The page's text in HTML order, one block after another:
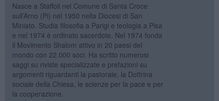
Nasce a Staffoli nel Comune di Santa Croce
sull’Arno (Pi) nel 1950 nella Diocesi di San
Miniato. Studia filosofia a Parigi e teologia a Pisa
e nel 1974 è ordinato sacerdote. Nel 1974 fonda
il Movimento Shalom attivo in 20 paesi del
mondo con 22.000 soci. Ha scritto numerosi
saggi su riviste specializzate e prefazioni su
argomenti riguardanti la pastorale, la Dottrina
sociale della Chiesa, le scienze per la pace e per
la cooperazione.